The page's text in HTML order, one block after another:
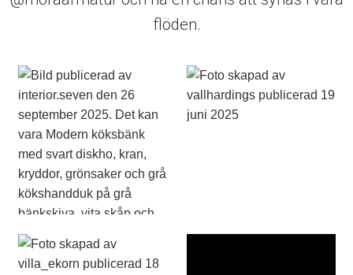
flöden.